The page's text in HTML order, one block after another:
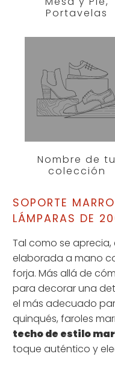
Portavelas
Nombre de tu
colección
SOPORTE
LÁMPARAS DE
Tal como se
elaborada a mano
forja. Más allá de
para decorar una
el más adecuado
quinqués, faroles
techo de estilo
toque auténtico y